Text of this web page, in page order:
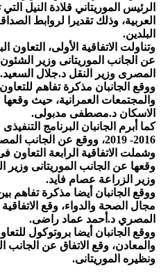
الرئيس الموريتاني قلادة النيل
العربية، وذلك تقديرا لروابط
البلدين.
وتناولت الاتفاقية الأولى،
عن الجانب الموريتانى وزير
المصرى وزير النقل د.جلال السعيد.
ووقع الجانبان مذكرة تفاهم
والمجتمعات العمرانية، حيث
الاسكان د.مصطفى مدبولى.
كما أبرم الجانبان البرنامج
2016- 2019، ووقع عن الجانب المصرى وزير الثقافة حلمى النميم.
وشملت الاتفاقية الرابعة التعاون
وقعها عن الجانب الموريتانى
وزير الزراعة عصام فايد.
ووقع الجانبان أيضا مذكرة تفاهم
مجال الصحة والدواء، وقع
المصري د.أحمد عماد راضى.
ووقع الجانبان أيضا بروتوكول
والمعادن، وقع الاتفاق عن
ونظيره الموريتانى.